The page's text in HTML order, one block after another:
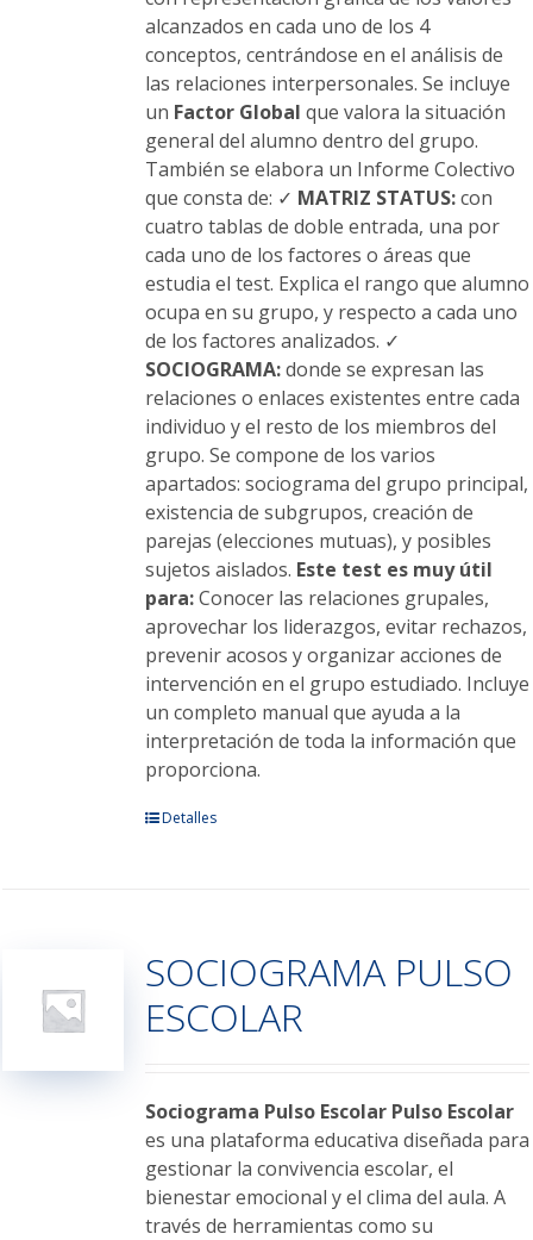
alcanzados en cada uno de los 4
conceptos, centrándose en el análisis de
las relaciones interpersonales. Se incluye
un Factor Global que valora la situación
general del alumno dentro del grupo.
También se elabora un Informe Colectivo
que consta de: ✓ MATRIZ STATUS:con
cuatro tablas de doble entrada, una por
cada uno de los factores o áreas que
estudia el test. Explica el rango que alumno
ocupa en su grupo, y respecto a cada uno
de los factores analizados. ✓
SOCIOGRAMA:donde se expresan las
relaciones o enlaces existentes entre cada
individuo y el resto de los miembros del
grupo. Se compone de los varios
apartados: sociograma del grupo principal,
existencia de subgrupos, creación de
parejas (elecciones mutuas), y posibles
sujetos aislados. Este test es muy útil
para:Conocer las relaciones grupales,
aprovechar los liderazgos, evitar rechazos,
prevenir acosos y organizar acciones de
intervención en el grupo estudiado. Incluye
un completo manual que ayuda a la
interpretación de toda la información que
proporciona.
Este
Las
opciones
se
en
la
página
de
producto
Detalles
SOCIOGRAMA PULSO
ESCOLAR
Sociograma Pulso Escolar Pulso Escolar
es una plataforma educativa diseñada para
gestionar la convivencia escolar, el
bienestar emocional y el clima del aula. A
través de herramientas como su